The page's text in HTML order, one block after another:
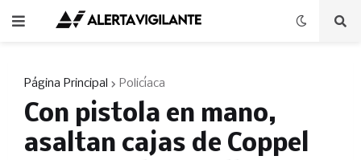
Página Principal Policíaca
Con pistola en mano,
asaltan cajas de Coppel